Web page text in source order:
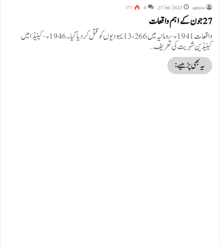
admin
27/06/2023
0
377
27 جون کے اہم واقعات
واقعات 1941ء – رومانیہ میں 13،266 یہودیوں کو قتل کر دیا گیا۔ 1946ء – کینیڈا میں
کینیڈین شہریت کی تعریف…
یہ بھی پڑھیے: